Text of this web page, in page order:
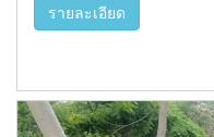
รายละเอียด